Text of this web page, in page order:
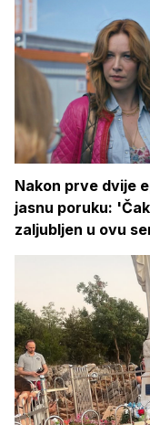
Nakon prve dvije
jasnu poruku:
zaljubljen u ovu